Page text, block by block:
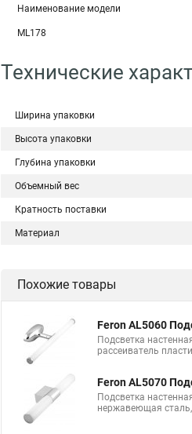
Наименование модели
ML178
Технические
Ширина упаковки
Высота упаковки
Глубина упаковки
Объемный вес
Кратность поставки
Материал
Похожие товары
Feron AL5060
Подсветка
рассеиватель
Feron AL5070
Подсветка
нержавеющая